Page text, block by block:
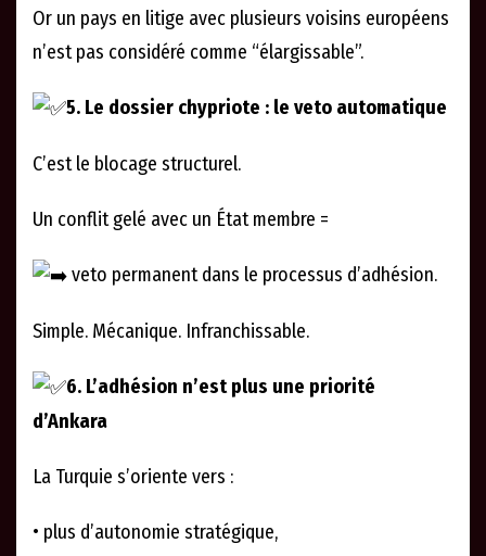
Or un pays en litige avec plusieurs voisins européens
n’est pas considéré comme “élargissable”.
5. Le dossier chypriote : le veto automatique
C’est le blocage structurel.
Un conflit gelé avec un État membre =
veto permanent dans le processus d’adhésion.
Simple. Mécanique. Infranchissable.
6. L’adhésion n’est plus une priorité
d’Ankara
La Turquie s’oriente vers :
• plus d’autonomie stratégique,